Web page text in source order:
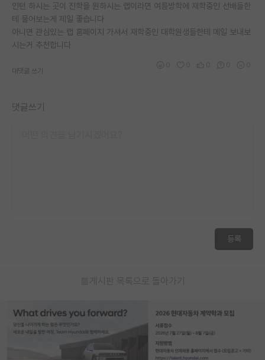
인턴 하시는 곳이 진학을 원하시는 랩이라면 여름방학에 재학중인 선배들한
테 물어보는게 제일 좋습니다
아니면 관심있는 랩 홈페이지 가셔서 재학중인 대학원생들한테 메일 보내보
시는거 추천합니다
대댓글 쓰기
댓글쓰기
등록
게시판 목록으로 돌아가기